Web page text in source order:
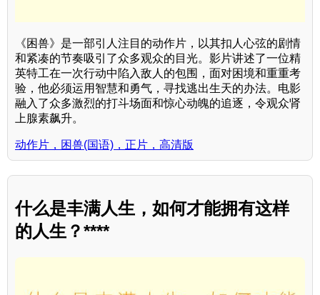
《困兽》是一部引人注目的动作片，以其扣人心弦的剧情
和紧凑的节奏吸引了众多观众的目光。影片讲述了一位精
英特工在一次行动中陷入敌人的包围，面对困境和重重考
验，他必须运用智慧和勇气，寻找逃出生天的办法。电影
融入了众多激烈的打斗场面和惊心动魄的追逐，令观众肾
上腺素飙升。
动作片，困兽(国语)，正片，高清版
什么是丰满人生，如何才能拥有这样
的人生？****